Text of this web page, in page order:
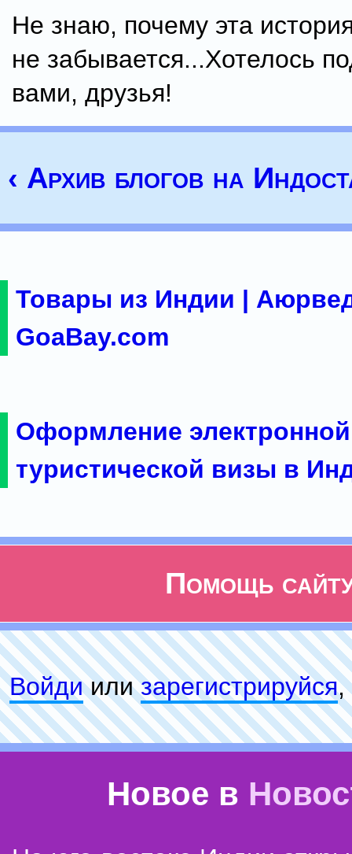
Не знаю, почему эта
не забывается...Хотелось
вами, друзья!
‹ Архив блогов на
Товары из Индии |
GoaBay.com
Оформление электронной
туристической визы в
Помощь
Войдиилизарeгиcтpируйся,
Новое в